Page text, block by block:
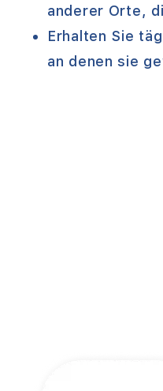
anderer Orte,
Erhalten Sie
an denen sie